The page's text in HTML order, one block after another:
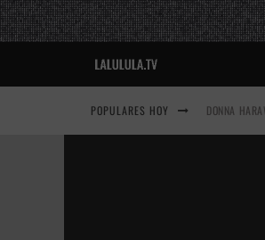
POPULARES HOY DONNA